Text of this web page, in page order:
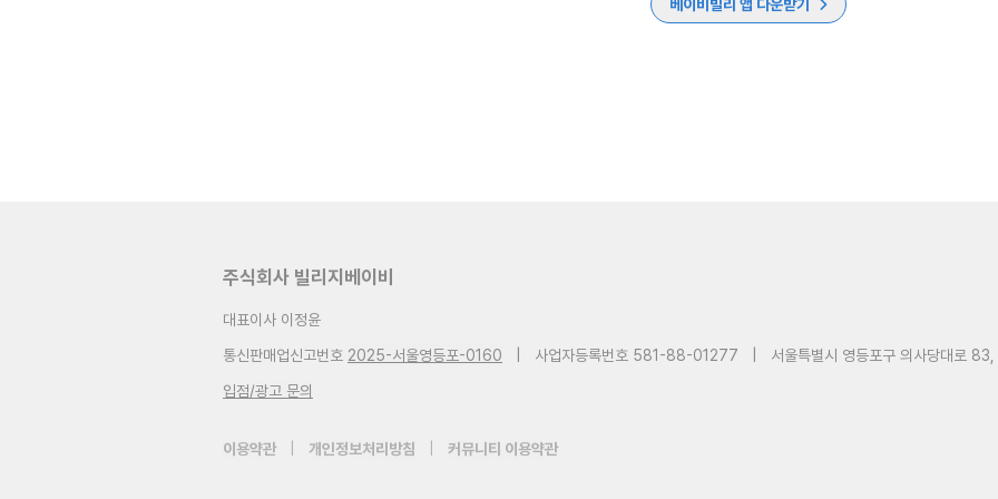
베이비빌리 앱 다운받기
주식회사 빌리지베이비
대표이사 이정윤
통신판매업신고번호 2025-서울영등포-0160 사업자등록번호 581-88-01277
서울특별시 영등포구 의사당대로
입점/광고 문의
이용약관 개인정보처리방침 커뮤니티 이용약관